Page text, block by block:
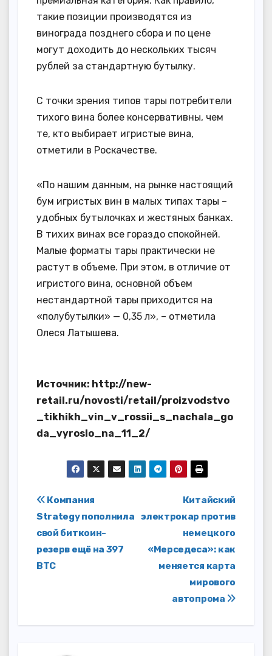
такие позиции производятся из
винограда позднего сбора и по цене
могут доходить до нескольких тысяч
рублей за стандартную бутылку.
С точки зрения типов тары потребители
тихого вина более консервативны, чем
те, кто выбирает игристые вина,
отметили в Роскачестве.
«По нашим данным, на рынке настоящий
бум игристых вин в малых типах тары –
удобных бутылочках и жестяных банках.
В тихих винах все гораздо спокойней.
Малые форматы тары практически не
растут в объеме. При этом, в отличие от
игристого вина, основной объем
нестандартной тары приходится на
«полубутылки» — 0,35 л», – отметила
Олеся Латышева.
Источник: http://new-
retail.ru/novosti/retail/proizvodstvo
_tikhikh_vin_v_rossii_s_nachala_go
da_vyroslo_na_11_2/
Навигация
по
записям
Китайский
электрокар против
немецкого
«Мерседеса»: как
меняется карта
мирового
автопрома
Компания
Strategy пополнила
свой биткоин-
резерв ещё на 397
BTC